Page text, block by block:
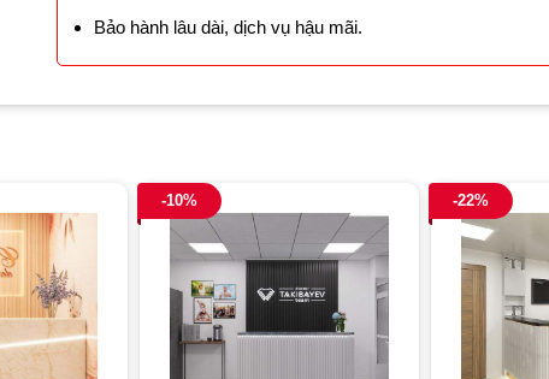
Bảo hành lâu dài, dịch vụ hậu mãi.
-10% -22%